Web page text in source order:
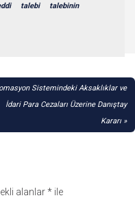
talebi talebinin
Sistemindeki Aksaklıklar ve
İdari Para Cezaları Üzerine Danıştay
Kararı
alanlar* ile